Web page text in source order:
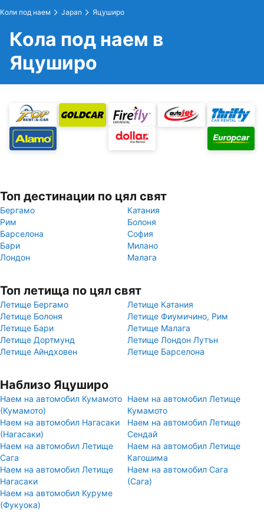
Коли под наем Japan Яцуширо
Кола под наем в
Яцуширо
Топ дестинации по цял свят
Бергамо
Катания
Рим
Болоня
Барселона
София
Бари
Милано
Лондон
Малага
Топ летища по цял свят
Летище Бергамо
Летище Катания
Летище Болоня
Летище Фиумичино, Рим
Летище Бари
Летище Малага
Летище Дортмунд
Летище Лондон Лутън
Летище Айндховен
Летище Барселона
Наблизо Яцуширо
Наем на автомобил Кумамото
(Кумамото)
Наем на автомобил Летище
Кумамото
Наем на автомобил Нагасаки
(Нагасаки)
Наем на автомобил Летище
Сендай
Наем на автомобил Летище
Сага
Наем на автомобил Летище
Кагошима
Наем на автомобил Летище
Нагасаки
Наем на автомобил Сага
(Сага)
Наем на автомобил Куруме
(Фукуока)